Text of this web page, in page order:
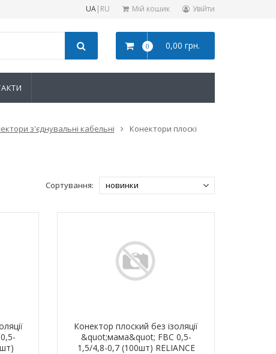
UA| RU Мій кошик Увійти
0 0,00 грн.
з'єднувальні кабельні
Конектори плоскі
Сортування:
Конектор плоский без ізоляції
&quot;мама&quot; FBC 0,5-
1,5/4,8-0,7 (100шт) RELIANCE